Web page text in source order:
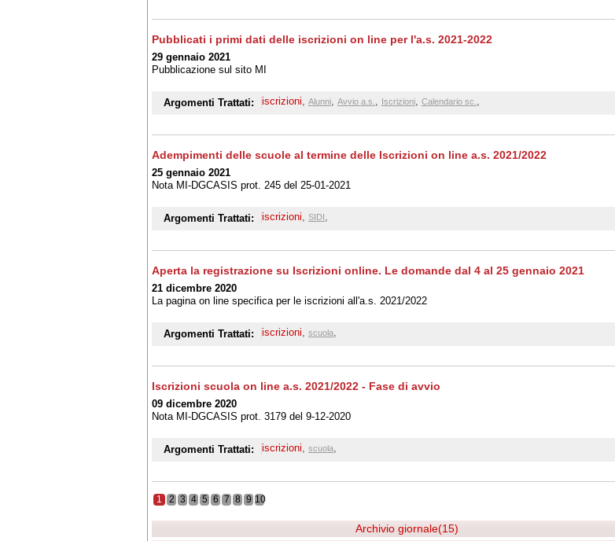
Pubblicati i primi dati delle iscrizioni on line per l'a.s. 2021-2022
29 gennaio 2021
Pubblicazione sul sito MI
Argomenti Trattati: iscrizioni, Alunni, Avvio a.s. , Iscrizioni, Calendario sc. ,
Adempimenti delle scuole al termine delle Iscrizioni on line a.s. 2021/2022
25 gennaio 2021
Nota MI-DGCASIS prot. 245 del 25-01-2021
Argomenti Trattati: iscrizioni, SIDI,
Aperta la registrazione su Iscrizioni online. Le domande dal 4 al 25 gennaio 2021
21 dicembre 2020
La pagina on line specifica per le iscrizioni all'a.s. 2021/2022
Argomenti Trattati: iscrizioni, scuola,
Iscrizioni scuola on line a.s. 2021/2022 - Fase di avvio
09 dicembre 2020
Nota MI-DGCASIS prot. 3179 del 9-12-2020
Argomenti Trattati: iscrizioni, scuola,
1 2 3 4 5 6 7 8 9 10
Archivio giornale(15)